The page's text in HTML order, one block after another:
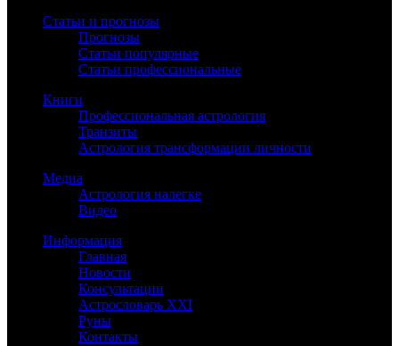
Статьи и прогнозы
Прогнозы
Статьи популярные
Статьи профессиональные
Книги
Профессиональная астрология
Транзиты
Астрология трансформации личности
Медиа
Астрология налегке
Видео
Информация
Главная
Новости
Консультации
Астрословарь XXI
Руны
Контакты